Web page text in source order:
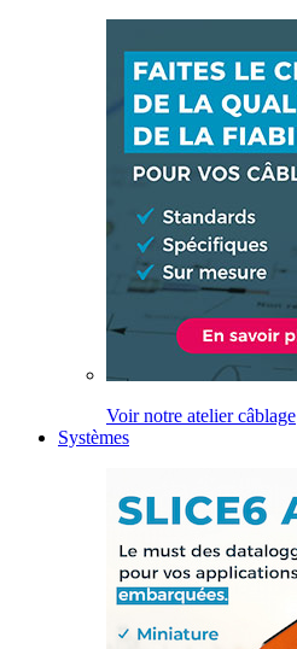
Voir notre atelier câblage
Systèmes